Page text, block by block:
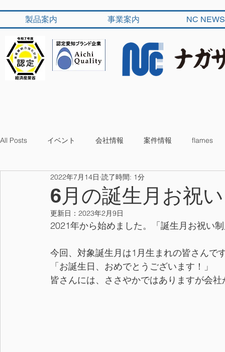
製品案内 事業案内 NC NEWS
All Posts イベント 会社情報 案件情報 flames
6月の誕生月お祝い
2022年7月14日 読了時間: 1分
更新日： 2023年2月9日
2021年から始めました。「誕生月お祝い
今回、対象誕生月は1月生まれの皆さんで
「お誕生日、おめでとうございます！」
皆さんには、ささやかではありますが会